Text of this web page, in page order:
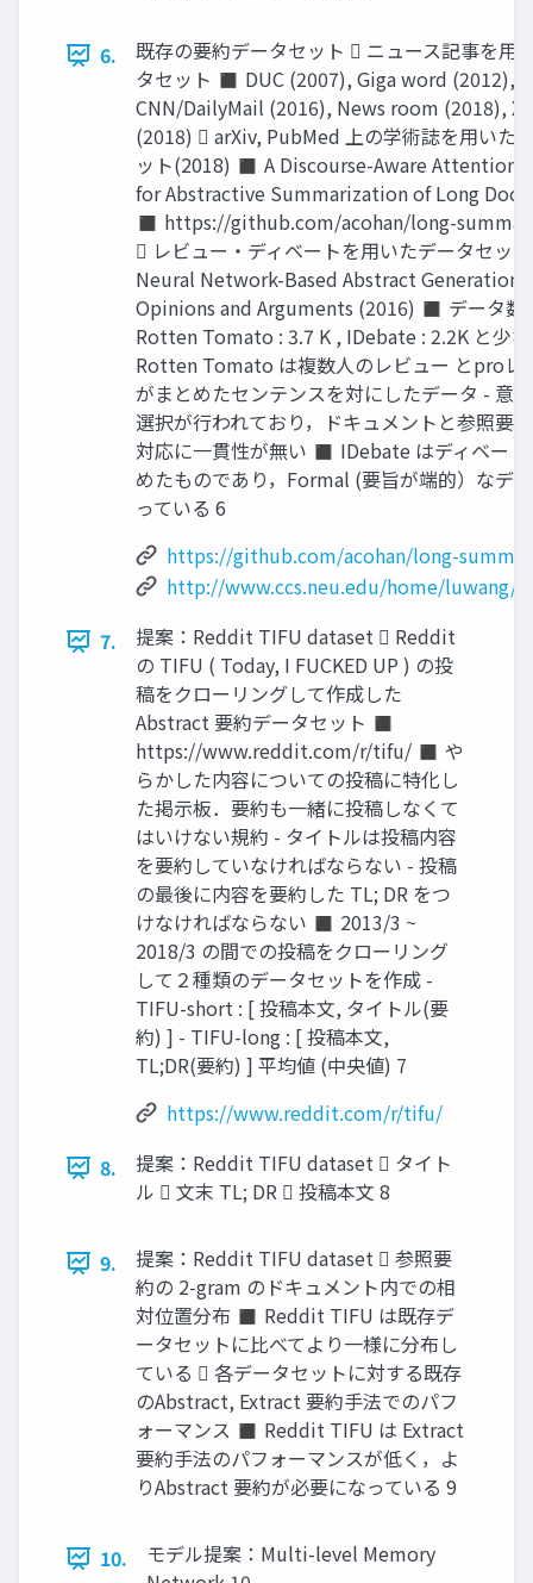
6.
既存の要約データセット  ニュース記事を用
タセット ◼ DUC (2007), Giga word (2012),
CNN/DailyMail (2016), News room (2018),
(2018)  arXiv, PubMed 上の学術誌を用いた
ット(2018) ◼ A Discourse-Aware Attention
for Abstractive Summarization of Long
◼ https://github.com/acohan/long-
 レビュー・ディベートを用いたデータセッ
Neural Network-Based Abstract Generation
Opinions and Arguments (2016) ◼ データ数
Rotten Tomato : 3.7 K , IDebate : 2.2K と少
Rotten Tomato は複数人のレビュー とproレ
がまとめたセンテンスを対にしたデータ - 意
選択が行われており，ドキュメントと参照要
対応に一貫性が無い ◼ IDebate はディベート
めたものであり，Formal (要旨が端的）なデ
っている 6
https://github.com/acohan/long-
http://www.ccs.neu.edu/home/luwang/
7.
提案：Reddit TIFU dataset  Reddit
の TIFU ( Today, I FUCKED UP ) の投
稿をクローリングして作成した
Abstract 要約データセット ◼
https://www.reddit.com/r/tifu/ ◼ や
らかした内容についての投稿に特化し
た掲示板．要約も一緒に投稿しなくて
はいけない規約 - タイトルは投稿内容
を要約していなければならない - 投稿
の最後に内容を要約した TL; DR をつ
けなければならない ◼ 2013/3 ~
2018/3 の間での投稿をクローリング
して２種類のデータセットを作成 -
TIFU-short : [ 投稿本文, タイトル(要
約) ] - TIFU-long : [ 投稿本文,
TL;DR(要約) ] 平均値 (中央値) 7
https://www.reddit.com/r/tifu/
8.
提案：Reddit TIFU dataset  タイト
ル  文末 TL; DR  投稿本文 8
9.
提案：Reddit TIFU dataset  参照要
約の 2-gram のドキュメント内での相
対位置分布 ◼ Reddit TIFU は既存デ
ータセットに比べてより一様に分布し
ている  各データセットに対する既存
のAbstract, Extract 要約手法でのパフ
ォーマンス ◼ Reddit TIFU は Extract
要約手法のパフォーマンスが低く，よ
りAbstract 要約が必要になっている 9
10.
モデル提案：Multi-level Memory